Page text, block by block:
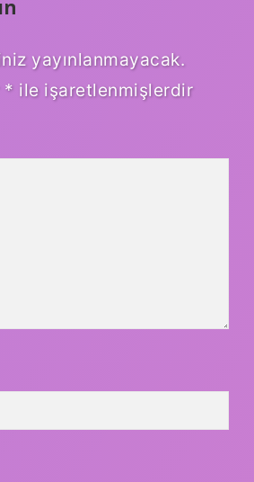
yayınlanmayacak.
* ile işaretlenmişlerdir